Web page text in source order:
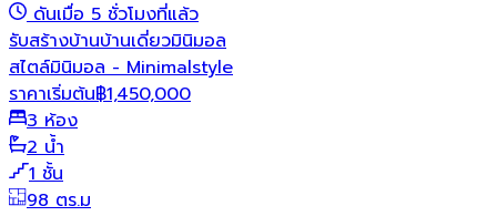
ดันเมื่อ 5 ชั่วโมงที่แล้ว
รับสร้างบ้านบ้านเดี่ยวมินิมอล
สไตล์มินิมอล - Minimalstyle
ราคาเริ่มต้น฿1,450,000
3 ห้อง
2 น้ำ
1 ชั้น
98 ตร.ม